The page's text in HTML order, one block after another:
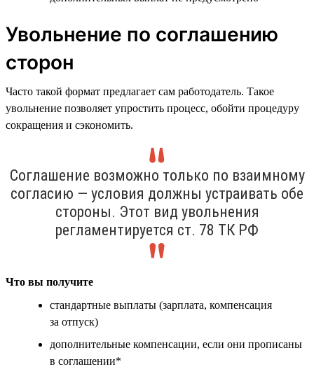
Увольнение по соглашению
сторон
Часто такой формат предлагает сам работодатель. Такое
увольнение позволяет упростить процесс, обойти процедуру
сокращения и сэкономить.
Соглашение возможно только по взаимному
согласию — условия должны устраивать обе
стороны. Этот вид увольнения
регламентируется ст. 78 ТК РФ
Что вы получите
стандартные выплаты (зарплата, компенсация
за отпуск)
дополнительные компенсации, если они прописаны
в соглашении*